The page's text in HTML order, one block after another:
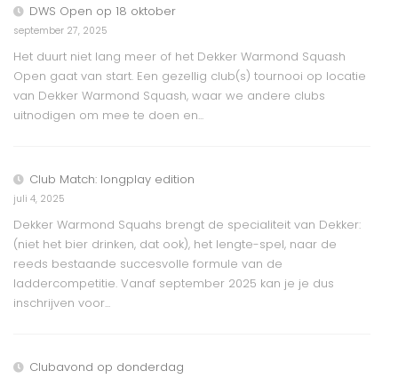
DWS Open op 18 oktober
september 27, 2025
Het duurt niet lang meer of het Dekker Warmond Squash
Open gaat van start. Een gezellig club(s) tournooi op locatie
van Dekker Warmond Squash, waar we andere clubs
uitnodigen om mee te doen en...
Club Match: longplay edition
juli 4, 2025
Dekker Warmond Squahs brengt de specialiteit van Dekker:
(niet het bier drinken, dat ook), het lengte-spel, naar de
reeds bestaande succesvolle formule van de
laddercompetitie. Vanaf september 2025 kan je je dus
inschrijven voor...
Clubavond op donderdag